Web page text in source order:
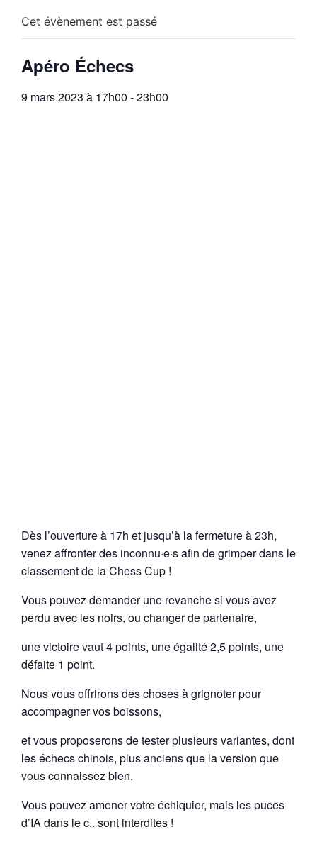
Cet évènement est passé
Apéro Échecs
9 mars 2023 à 17h00 -23h00
Dès l’ouverture à 17h et jusqu’à la fermeture à 23h,
venez affronter des inconnu·e·s afin de grimper dans le
classement de la Chess Cup !
Vous pouvez demander une revanche si vous avez
perdu avec les noirs, ou changer de partenaire,
une victoire vaut 4 points, une égalité 2,5 points, une
défaite 1 point.
Nous vous offrirons des choses à grignoter pour
accompagner vos boissons,
et vous proposerons de tester plusieurs variantes, dont
les échecs chinois, plus anciens que la version que
vous connaissez bien.
Vous pouvez amener votre échiquier, mais les puces
d’IA dans le c.. sont interdites !